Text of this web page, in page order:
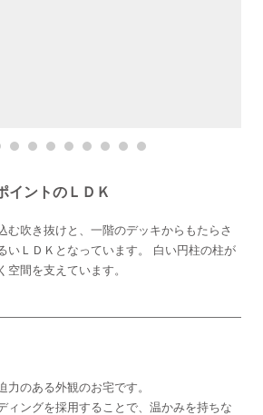
イントのＬＤＫ
む吹き抜けと、一階のデッキからもたらさ
いＬＤＫとなっています。 白い円柱の柱が
間を支えています。
力のある外観のお宅です。
ィングを採用することで、温かみを持ちな